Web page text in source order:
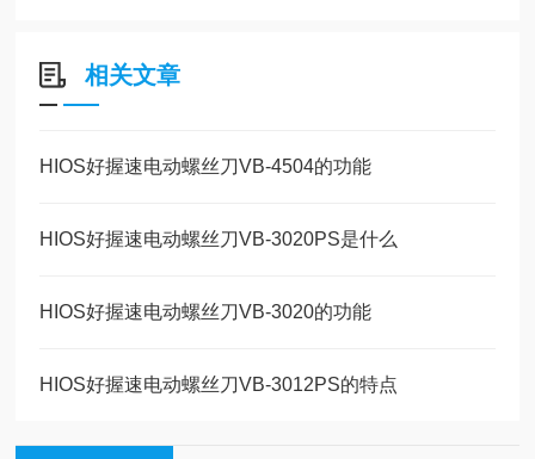
相关文章
HIOS好握速电动螺丝刀VB-4504的功能
HIOS好握速电动螺丝刀VB-3020PS是什么
HIOS好握速电动螺丝刀VB-3020的功能
HIOS好握速电动螺丝刀VB-3012PS的特点